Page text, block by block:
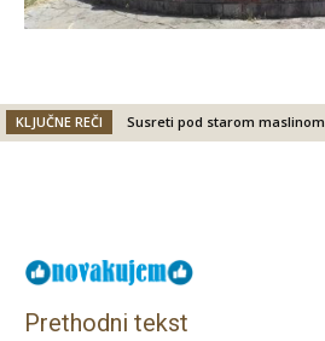
KLJUČNE REČI Susreti pod starom maslinom
Prethodni tekst